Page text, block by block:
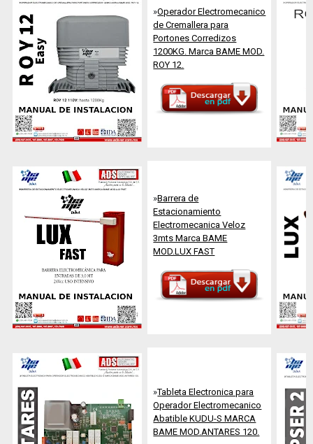
»Operador Electromecanico
de Cremallera para
Portones Corredizos
1200KG. Marca BAME MOD.
ROY 12.
»Barrera de
Estacionamiento
Electromecanica Veloz
3mts Marca BAME
MOD.LUX FAST
»Tableta Electronica para
Operador Electromecanico
Abatible KUDU-S MARCA
BAME MOD.ANTARES 120.